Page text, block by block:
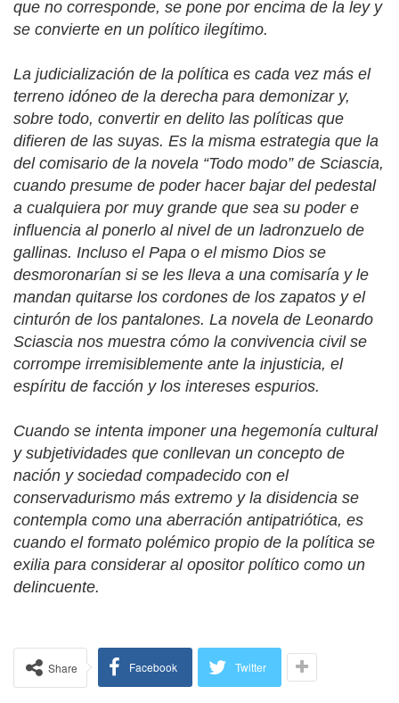
que no corresponde, se pone por encima de la ley y
se convierte en un político ilegítimo.
La judicialización de la política es cada vez más el
terreno idóneo de la derecha para demonizar y,
sobre todo, convertir en delito las políticas que
difieren de las suyas. Es la misma estrategia que la
del comisario de la novela “Todo modo” de Sciascia,
cuando presume de poder hacer bajar del pedestal
a cualquiera por muy grande que sea su poder e
influencia al ponerlo al nivel de un ladronzuelo de
gallinas. Incluso el Papa o el mismo Dios se
desmoronarían si se les lleva a una comisaría y le
mandan quitarse los cordones de los zapatos y el
cinturón de los pantalones. La novela de Leonardo
Sciascia nos muestra cómo la convivencia civil se
corrompe irremisiblemente ante la injusticia, el
espíritu de facción y los intereses espurios.
Cuando se intenta imponer una hegemonía cultural
y subjetividades que conllevan un concepto de
nación y sociedad compadecido con el
conservadurismo más extremo y la disidencia se
contempla como una aberración antipatriótica, es
cuando el formato polémico propio de la política se
exilia para considerar al opositor político como un
delincuente.
Share Facebook Twitter